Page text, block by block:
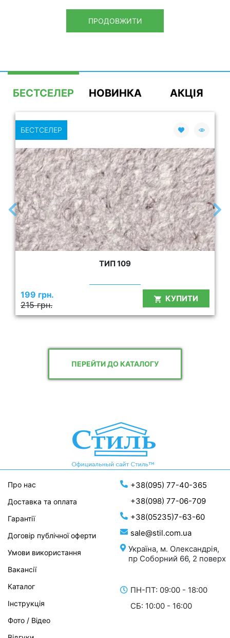
ПРОДОВЖИТИ
БЕСТСЕЛЕР НОВИНКА АКЦІЯ
БЕСТСЕЛЕР
ТИП 109
215 грн.
199 грн. КУПИТИ
ПЕРЕЙТИ ДО КАТАЛОГУ
+38(095) 77-40-365
+38(098) 77-06-709
+38(05235)7-63-60
sale@stil.com.ua
Україна, м. Олександрія,
пр Соборний 66, 2 поверх
ПН-ПТ: 09:00 - 18:00
СБ: 10:00 - 16:00
Про нас
Доставка та оплата
Гарантії
Договір публічної оферти
Умови використання
Вакансії
Каталог
Інструкція
Фото / Відео